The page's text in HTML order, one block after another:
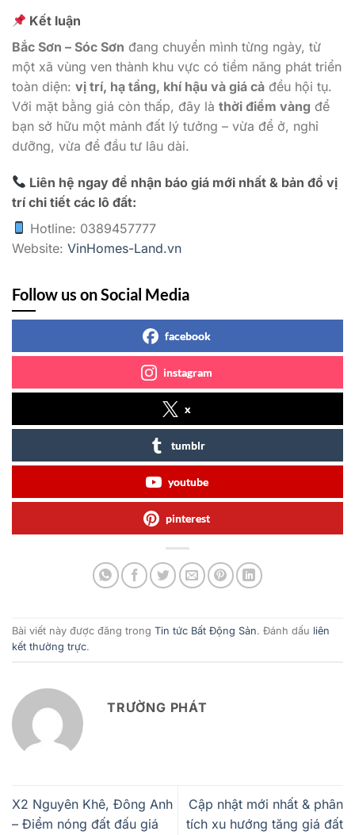
Kết luận
Bắc Sơn – Sóc Sơn đang chuyển mình từng ngày, từ
một xã vùng ven thành khu vực có tiềm năng phát triển
toàn diện: vị trí, hạ tầng, khí hậu và giá cả đều hội tụ.
Với mặt bằng giá còn thấp, đây là thời điểm vàng để
bạn sở hữu một mảnh đất lý tưởng – vừa để ở, nghỉ
dưỡng, vừa để đầu tư lâu dài.
Liên hệ ngay để nhận báo giá mới nhất & bản đồ vị
trí chi tiết các lô đất:
Hotline: 0389457777
Website: VinHomes-Land.vn
Follow us on Social Media
facebook
instagram
x
tumblr
youtube
pinterest
Bài viết này được đăng trong Tin tức Bất Động Sản. Đánh dấu liên
kết thường trực.
TRƯỜNG PHÁT
X2 Nguyên Khê, Đông Anh
– Điểm nóng đất đấu giá
Cập nhật mới nhất & phân
tích xu hướng tăng giá đất